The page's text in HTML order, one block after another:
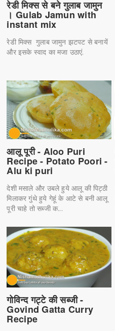
रेडी मिक्स से बने गुलाब जामुन
। Gulab Jamun with
instant mix
रेडी मिक्स गुलाब जामुन झटपट से बनायें
और इसके स्वाद का मजा उठाएं.
आलू पूरी - Aloo Puri
Recipe - Potato Poori -
Alu ki puri
देशी मसाले और उबले हुये आलू की पिट्ठी
मिलाकर गुंथे हुये गेहूं के आटे से बनी आलू
पूरी चाहे तो सब्जी क...
गोविन्द गट्टे की सब्जी -
Govind Gatta Curry
Recipe